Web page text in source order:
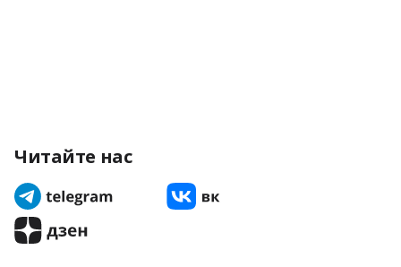
Читайте нас